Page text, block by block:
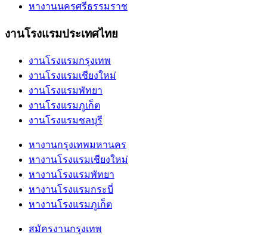
หางานนครศรีธรรมราช
งานโรงแรมประเทศไทย
งานโรงแรมกรุงเทพ
งานโรงแรมเชียงใหม่
งานโรงแรมพัทยา
งานโรงแรมภูเก็ต
งานโรงแรมชลบุรี
หางานกรุงเทพมหานคร
หางานโรงแรมเชียงใหม่
หางานโรงแรมพัทยา
หางานโรงแรมกระบี่
หางานโรงแรมภูเก็ต
สมัครงานกรุงเทพ